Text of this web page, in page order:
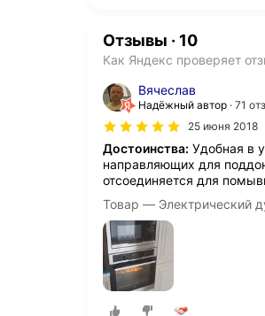
Отзывы · 10
Как Яндекс проверяет
Вячеслав
Надёжный автор 71
25 июня 2018
Достоинства: Удобная в
направляющих для
отсоединяется для
Товар — Электрический